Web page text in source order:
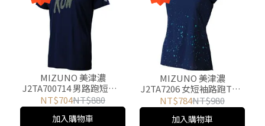
MIZUNO 美津濃
J2TA700714 男路跑短袖T
恤-深藍 游遊戶外 Yoyo
Outdoor
NT$704NT$880
加入購物車
MIZUNO 美津濃
J2TA7206 女短袖路跑T恤-
深藍/桃粉 二色 游遊戶外
Yoyo Outdoor
NT$784NT$980
加入購物車